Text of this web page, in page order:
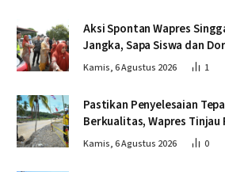
Aksi Spontan Wapres
Jangka, Sapa Siswa dan
Sekolah
Kamis, 6 Agustus 2026 1
Pastikan Penyelesaian
Berkualitas, Wapres Tinjau
Jembatan Lumut
Kamis, 6 Agustus 2026 0